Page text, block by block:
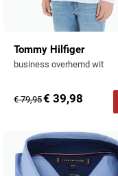
Tommy Hilfiger
business overhemd wit
€ 79,95€ 39,98